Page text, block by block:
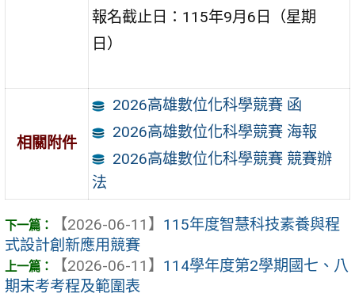
報名截止日 ：115年9月6日（星期
日）
相關附件
2026高雄數位化科學競賽 函
2026高雄數位化科學競賽 海報
2026高雄數位化科學競賽 競賽辦
法
【2026-06-11】 115年度智慧科技素養與程
式設計創新應用競賽
【2026-06-11】 114學年度第2學期國七、八
期末考考程及範圍表